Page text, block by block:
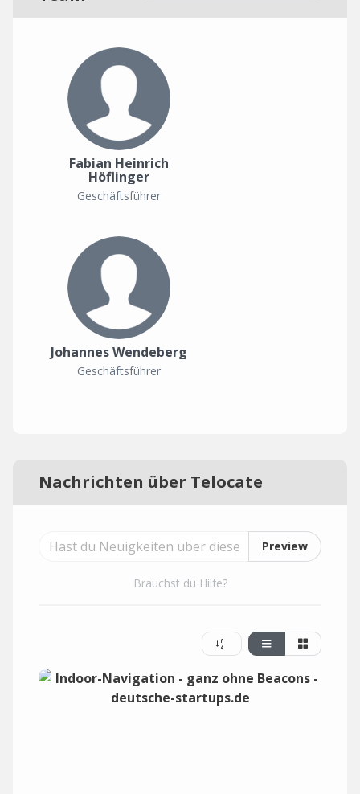
Fabian Heinrich
Höflinger
Geschäftsführer
Johannes Wendeberg
Geschäftsführer
Nachrichten über Telocate
Preview
Brauchst du Hilfe?